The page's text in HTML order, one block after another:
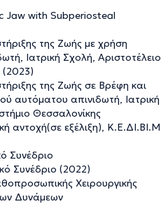
Jaw with Subperiosteal
της Ζωής με χρήση
Ιατρική Σχολή, Αριστοτέλειο
(2023)
της Ζωής σε Βρέφη και
αυτόματου απινιδωτή, Ιατρική
Θεσσαλονίκης
αντοχή(σε εξέλιξη), Κ.Ε.ΔΙ.ΒΙ.Μ
Συνέδριο
Συνέδριο (2022)
Χειρουργικής
Δυνάμεων